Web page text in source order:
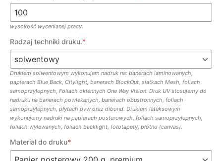
wysokość wycenianej pracy.
Rodzaj techniki druku.*
Drukiem solwentowym wykonujem nadruk na: banerach laminowanych,
papierach Blue Back, Citylight, banerach BlockOut, siatkach Mesh, foliach
samoprzylepnych, Foliach okiennych One Way Vision. Druk UV stosujemy do
nadruku na banerach powlekanych, banerach obustronnych, foliach
samoprzylepnych, płytach pvw oraz dibond. Drukiem lateksowym
wykonujemy nadruki na papierach posterowych, foliach samoprzylepnych,
foliach wylewanych, foliach backlight, fototapety, płótno (canvas).
Materiał do druku*